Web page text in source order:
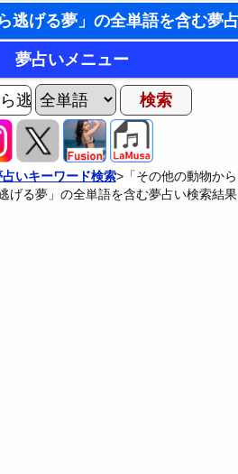
東洋・西洋占星術
ホラリー占星術
手相占いで未来診断
ロットカードで無料占い
命名の姓名判断
夢占いメニュー
占いキーワード検索>「その他の動物から
げる夢」の全単語を含む夢占い検索結果